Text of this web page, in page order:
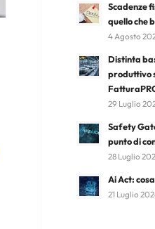
Scadenze
quello che
4 Agosto
Distinta
produttivo
29 Luglio
Safety
punto di
28 Luglio
Ai Act:
21 Luglio